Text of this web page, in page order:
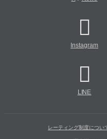
Instagram
LINE
レーティング制度につい